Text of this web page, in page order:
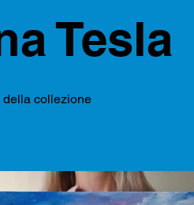
Tesla
della collezione